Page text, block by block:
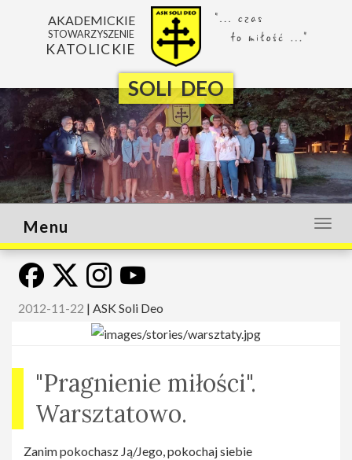
SOLI DEO
AKADEMICKIE
STOWARZYSZENIE
KATOLICKIE
lub
Menu
2012-11-22 | ASK Soli Deo
"Pragnienie miłości".
Warsztatowo.
Zanim pokochasz Ją/Jego, pokochaj siebie